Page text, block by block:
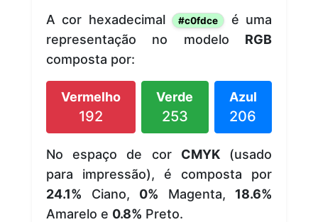
A cor hexadecimal #c0fdce
é uma
representação no modelo RGB
composta por:
Vermelho
192
Verde
253
Azul
206
No espaço de cor CMYK(usado
para impressão), é composta por
24.1% Ciano, 0% Magenta, 18.6%
Amarelo e 0.8% Preto.